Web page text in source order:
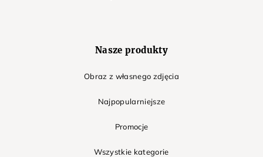
Nasze produkty
Obraz z własnego zdjęcia
Najpopularniejsze
Promocje
Wszystkie kategorie